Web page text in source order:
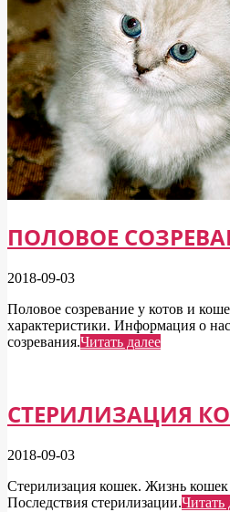
ПОЛОВОЕ
2018-09-03
Половое созревание у котов и
характеристики. Информация о
созревания.Читать далее
СТЕРИЛИЗАЦИЯ
2018-09-03
Стерилизация кошек. Жизнь кошек
Последствия стерилизации.Читать